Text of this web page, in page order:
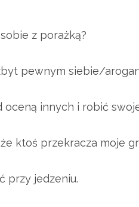
z porażką?
pewnym siebie/
innych i robić
ktoś przekracza moje
przy jedzeniu.